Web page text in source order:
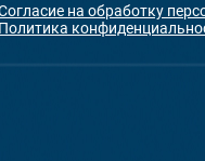
на обработку
Политика